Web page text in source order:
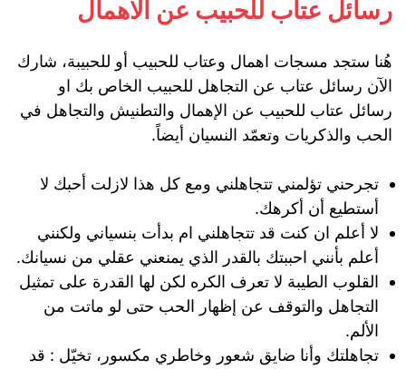
رسائل عتاب للحبيب عن الاهمال
هُنا ستجد مسجات اهمال وعتاب للحبيب أو للحبيبة، شارك
الآن رسائل عتاب عن التجاهل للحبيب الخاص بك او
رسائل عتاب للحبيب عن الإهمال والتطنيش والتجاهل في
الحب والذكريات وتعمّد النسيان أيضاً.
تجرحني تؤلمني تتجاهلني ومع كل هذا لازلت أحبك لا
أستطيع أن أكرهك.
لا أعلم ان كنت قد تتجاهلني ام بدأت بنسياني ولكنني
أعلم بأنني احببتك بالقدر الذي يمنعني عقلي من نسيانك.
القلوب الطيبة لا تعرف الكره لكن لها القدرة على تمثيل
التجاهل والتوقف عن إظهار الحب حتى لو ماتت من
الألم.
تجاهلتك وأنا ضايق شعور وخاطري مكسور، تخيّل : قد